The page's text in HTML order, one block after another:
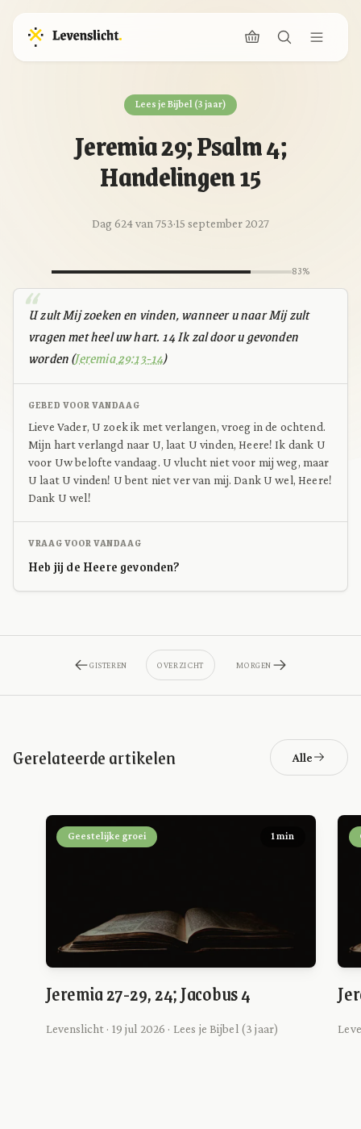
Lees je Bijbel (3 jaar)
Jeremia 29; Psalm 4;
Handelingen 15
Dag 624 van 753·15 september 2027
83%
U zult Mij zoeken en vinden, wanneer u naar Mij zult
vragen met heel uw hart. 14 Ik zal door u gevonden
worden (Jeremia 29:13-14)
GEBED VOOR VANDAAG
Lieve Vader, U zoek ik met verlangen, vroeg in de ochtend.
Mijn hart verlangd naar U, laat U vinden, Heere! Ik dank U
voor Uw belofte vandaag. U vlucht niet voor mij weg, maar
U laat U vinden! U bent niet ver van mij. Dank U wel, Heere!
Dank U wel!
VRAAG VOOR VANDAAG
Heb jij de Heere gevonden?
GISTEREN OVERZICHT MORGEN
Gerelateerde artikelen Alle
Geestelijke groei 1 min
Jeremia 27-29, 24; Jacobus 4
Levenslicht · 19 jul 2026 · Lees je Bijbel (3 jaar)